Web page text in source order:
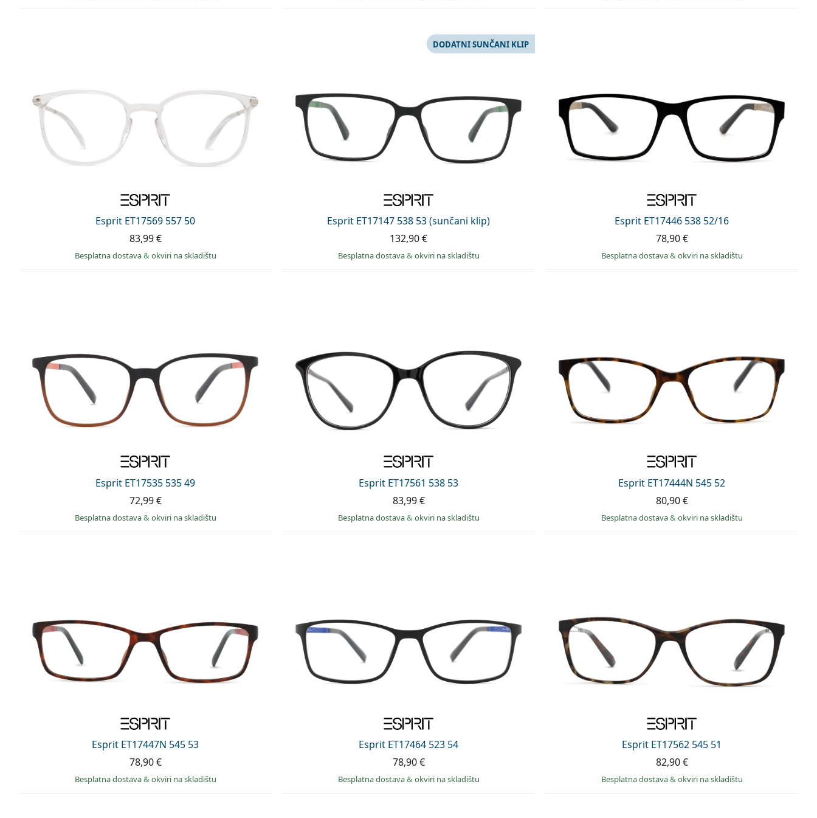
Esprit ET17569 557 50
83,99 €
Besplatna dostava& okviri na skladištu
Esprit ET17147 538 53 (sunčani klip)
DODATNI SUNČANI KLIP
132,90 €
Besplatna dostava& okviri na skladištu
Esprit ET17446 538 52/16
78,90 €
Besplatna dostava& okviri na skladištu
Esprit ET17535 535 49
72,99 €
Besplatna dostava& okviri na skladištu
Esprit ET17561 538 53
83,99 €
Besplatna dostava& okviri na skladištu
Esprit ET17444N 545 52
80,90 €
Besplatna dostava& okviri na skladištu
Esprit ET17447N 545 53
78,90 €
Besplatna dostava& okviri na skladištu
Esprit ET17464 523 54
78,90 €
Besplatna dostava& okviri na skladištu
Esprit ET17562 545 51
82,90 €
Besplatna dostava& okviri na skladištu